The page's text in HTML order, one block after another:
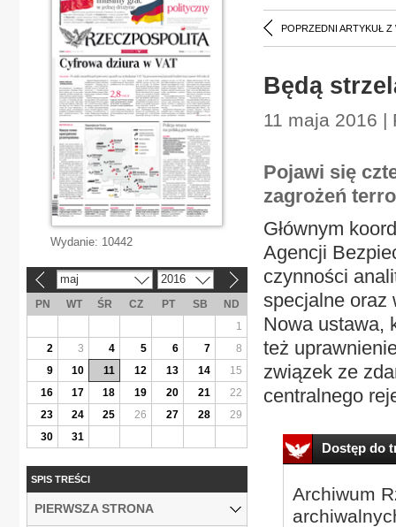
POPRZEDNI ARTYKUŁ Z
Będą
11 maja 2016 |
Pojawi się
zagrożeń
Głównym
Agencji
czynności
specjalne oraz
Nowa ustawa,
też
związek ze
centralnego
Dostęp do
Archiwum
Wydanie: 10442
maj 2016
PN WT ŚR CZ PT SB
ND
1
2
3 4 5 6 7
8
9
10 11 12 13 14
15
16
17 18 19 20 21
22
23
24 25 26 27 28
29
30
31
SPIS TREŚCI
PIERWSZA STRONA